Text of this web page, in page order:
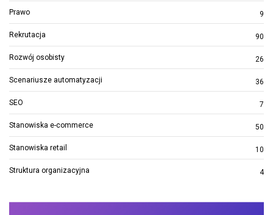
Prawo 9
Rekrutacja 90
Rozwój osobisty 26
Scenariusze automatyzacji 36
SEO 7
Stanowiska e-commerce 50
Stanowiska retail 10
Struktura organizacyjna 4